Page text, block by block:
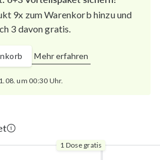
9x zum Warenkorb hinzu und
3 davon gratis.
Mehr erfahren
um 00:30 Uhr.
1 Dose gratis